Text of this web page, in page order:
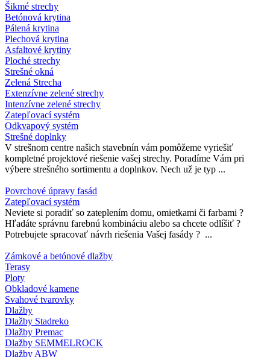
Šikmé strechy
Betónová krytina
Pálená krytina
Plechová krytina
Asfaltové krytiny
Ploché strechy
Strešné okná
Zelená Strecha
Extenzívne zelené strechy
Intenzívne zelené strechy
Zatepľovací systém
Odkvapový systém
Strešné doplnky
V strešnom centre našich stavebnín vám pomôžeme vyriešiť
kompletné projektové riešenie vašej strechy. Poradíme Vám pri
výbere strešného sortimentu a doplnkov. Nech už je typ ...
Povrchové úpravy fasád
Zatepľovací systém
Neviete si poradiť so zateplením domu, omietkami či farbami ?
Hľadáte správnu farebnú kombináciu alebo sa chcete odlíšiť ?
Potrebujete spracovať návrh riešenia Vašej fasády ? ...
Zámkové a betónové dlažby
Terasy
Ploty
Obkladové kamene
Svahové tvarovky
Dlažby
Dlažby Stadreko
Dlažby Premac
Dlažby SEMMELROCK
Dlažby ABW